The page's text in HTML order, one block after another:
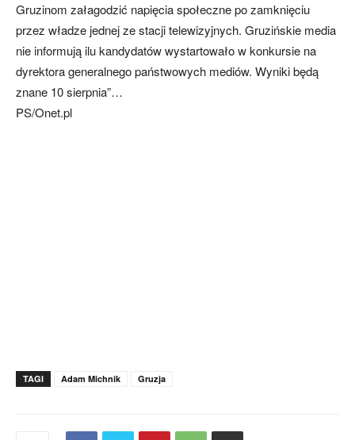
Gruzinom załagodzić napięcia społeczne po zamknięciu
przez władze jednej ze stacji telewizyjnych. Gruzińskie media
nie informują ilu kandydatów wystartowało w konkursie na
dyrektora generalnego państwowych mediów. Wyniki będą
znane 10 sierpnia”…
PS/Onet.pl
TAGI Adam Michnik Gruzja